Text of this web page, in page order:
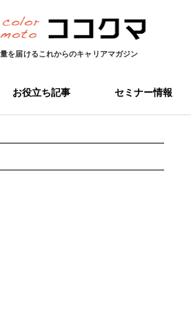
を届けるこれからのキャリアマガジン
お役立ち記事 セミナー情報